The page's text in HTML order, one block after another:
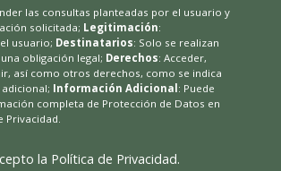
las consultas planteadas por el usuario y
solicitada; Legitimación:
usuario; Destinatarios: Solo se realizan
obligación legal; Derechos: Acceder,
así como otros derechos, como se indica
Información Adicional: Puede
completa de Protección de Datos en
Privacidad
la Política de Privacidad.